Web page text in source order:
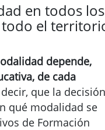
en todos los
el
depende,
de cada
decir, que la decisión
qué modalidad se
de Formación